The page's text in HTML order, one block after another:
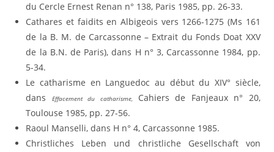
du Cercle Ernest Renan n° 138, Paris 1985, pp. 26-33.
Cathares et faidits en Albigeois vers 1266-1275 (Ms 161
de la B. M. de Carcassonne – Extrait du Fonds Doat XXV
de la B.N. de Paris), dans H n° 3, Carcassonne 1984, pp.
5-34.
Le catharisme en Languedoc au début du XIV° siècle,
dans
Effacement du catharisme,
Cahiers de Fanjeaux n° 20,
Toulouse 1985, pp. 27-56.
Raoul Manselli, dans H n° 4, Carcassonne 1985.
Christliches Leben und christliche Gesellschaft von